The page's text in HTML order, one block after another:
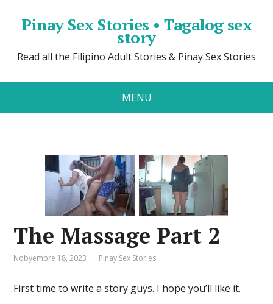
Pinay Sex Stories • Tagalog sex
story
Read all the Filipino Adult Stories & Pinay Sex Stories
MENU
The Massage Part 2
Nobyembre 18, 2023 Pinay Sex Stories
First time to write a story guys. I hope you’ll like it.